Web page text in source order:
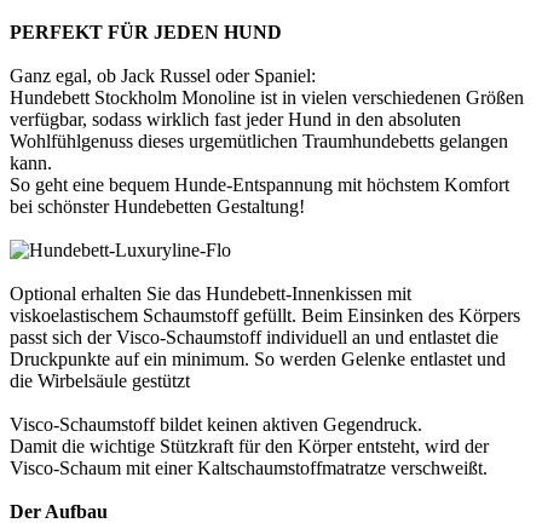
PERFEKT FÜR JEDEN HUND
Ganz egal, ob Jack Russel oder Spaniel:
Hundebett Stockholm Monoline ist in vielen verschiedenen Größen
verfügbar, sodass wirklich fast jeder Hund in den absoluten
Wohlfühlgenuss dieses urgemütlichen Traumhundebetts gelangen
kann.
So geht eine bequem Hunde-Entspannung mit höchstem Komfort
bei schönster Hundebetten Gestaltung!
Optional erhalten Sie das Hundebett-Innenkissen mit
viskoelastischem Schaumstoff gefüllt. Beim Einsinken des Körpers
passt sich der Visco-Schaumstoff individuell an und entlastet die
Druckpunkte auf ein minimum. So werden Gelenke entlastet und
die Wirbelsäule gestützt
Visco-Schaumstoff bildet keinen aktiven Gegendruck.
Damit die wichtige Stützkraft für den Körper entsteht, wird der
Visco-Schaum mit einer Kaltschaumstoffmatratze verschweißt.
Der Aufbau